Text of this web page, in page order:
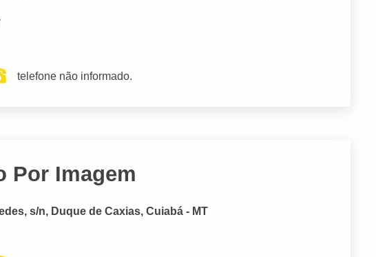
telefone não informado.
Por Imagem
s/n, Duque de Caxias, Cuiabá - MT